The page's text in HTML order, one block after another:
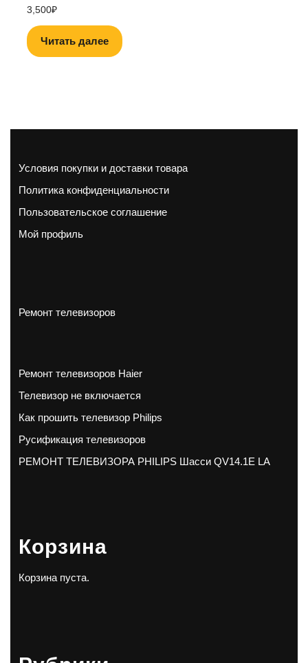
3,500₽
Читать далее
Условия покупки и доставки товара
Политика конфиденциальности
Пользовательское соглашение
Мой профиль
Ремонт телевизоров
Ремонт телевизоров Haier
Телевизор не включается
Как прошить телевизор Philips
Русификация телевизоров
РЕМОНТ ТЕЛЕВИЗОРА PHILIPS Шасси QV14.1E LA
Корзина
Корзина пуста.